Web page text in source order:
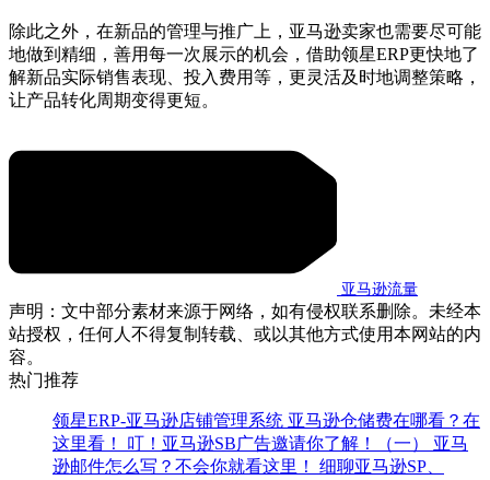
除此之外，在新品的管理与推广上，亚马逊卖家也需要尽可能
地做到精细，善用每一次展示的机会，借助领星ERP更快地了
解新品实际销售表现、投入费用等，更灵活及时地调整策略，
让产品转化周期变得更短。
亚马逊流量
声明：文中部分素材来源于网络，如有侵权联系删除。未经本
站授权，任何人不得复制转载、或以其他方式使用本网站的内
容。
热门推荐
领星ERP-亚马逊店铺管理系统 亚马逊仓储费在哪看？在
这里看！ 叮！亚马逊SB广告邀请你了解！（一） 亚马
逊邮件怎么写？不会你就看这里！ 细聊亚马逊SP、